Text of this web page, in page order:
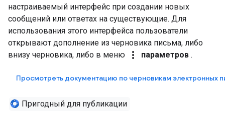
настраиваемый интерфейс при создании новых
сообщений или ответах на существующие. Для
использования этого интерфейса пользователи
открывают дополнение из черновика письма, либо
внизу черновика, либо в меню
more_vert параметров .
Просмотреть документацию по черновикам электронных
Пригодный для публикации